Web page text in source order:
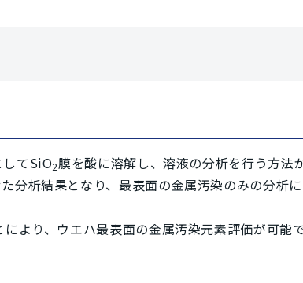
てSiO2膜を酸に溶解し、溶液の分析を行う方法
分析結果となり、最表面の金属汚染のみの分析
より、ウエハ最表面の金属汚染元素評価が可能で